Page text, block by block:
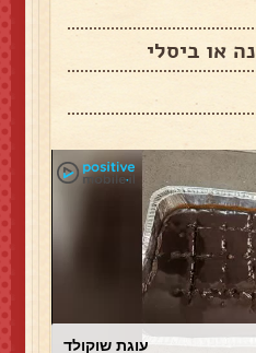
או ביסלי
עוגת שוקולד